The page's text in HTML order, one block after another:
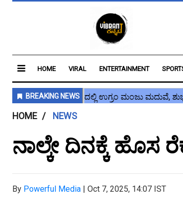
HOME VIRAL ENTERTAINMENT
HOME NEWS
ನಾಲ್ಕೇ ದಿನಕ್ಕೆ ಹೊಸ
By Powerful Media | Oct 7, 2025, 14:07 IST